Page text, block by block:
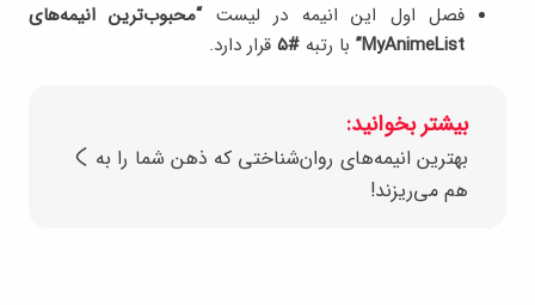
فصل اول این انیمه در لیست
“محبوب‌ترین انیمه‎‌های
MyAnimeList” با رتبه #۵ قرار دارد.
بیشتر بخوانید:
بهترین انیمه‌‌های روان‌شناختی که ذهن شما را به
هم می‌ریزند!